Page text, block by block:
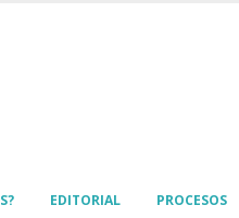
EDITORIAL PROCESOS